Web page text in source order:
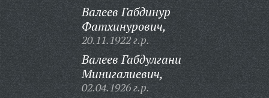
Валеев Габдинур
Фатхинурович,
20.11.1922 г.р.
Валеев Габдулгани
Минигалиевич,
02.04.1926 г.р.